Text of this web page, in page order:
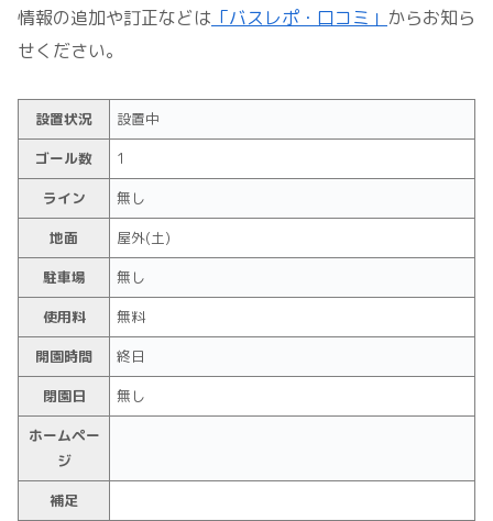
情報の追加や訂正などは 「バスレポ・口コミ」 からお知ら
せください。
設置状況
設置中
ゴール数
1
ライン
無し
地面
屋外(土)
駐車場
無し
使用料
無料
開園時間
終日
閉園日
無し
ホームペー
ジ
補足